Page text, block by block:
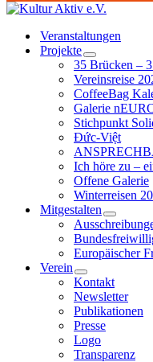
Veranstaltungen
Projekte
35 Brücken –
Vereinsreise
CoffeeBag
Galerie
Stichpunkt
Đức-Việt
Ich höre zu –
Offene Galerie
Winterreisen
Mitgestalten
Europäischer
Verein
Kontakt
Newsletter
Publikationen
Presse
Logo
Transparenz